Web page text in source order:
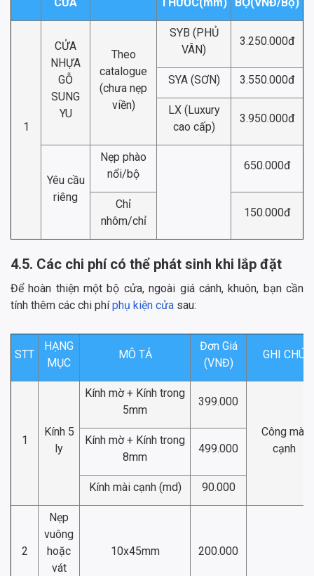
1
CỬA
NHỰA
GỖ
SUNG
YU
Theo
catalogue
(chưa nẹp
viền)
SYB (PHỦ
VÂN)
3.250.000đ
SYA (SƠN) 3.550.000đ
LX (Luxury
cao cấp)
3.950.000đ
Yêu cầu
riêng
Nẹp phào
nổi/bộ
650.000đ
Chỉ
nhôm/chỉ
150.000đ
4.5. Các chi phí có thể phát sinh khi lắp đặt
Để hoàn thiện một bộ cửa, ngoài giá cánh, khuôn, bạn cần
tính thêm các chi phíphụ kiện cửa sau:
STT
HẠNG
MỤC
MÔ TẢ
Đơn Giá
(VNĐ)
GHI CHÚ
1
Kính 5
ly
Kính mờ + Kính trong
5mm
399.000
Công mài
cạnh
Kính mờ + Kính trong
8mm
499.000
Kính mài cạnh (md) 90.000
2
Nẹp
vuông
hoặc
vát
10x45mm 200.000